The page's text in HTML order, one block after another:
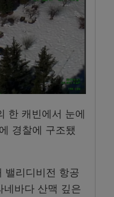
한 캐빈에서 눈에
경찰에 구조됐
밸리디비전 항공
네바다 산맥 깊은